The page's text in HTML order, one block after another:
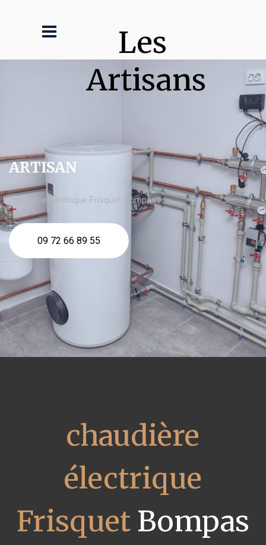
Les
Artisans
ARTISAN
chaudière électrique Frisquet Bompas
09 72 66 89 55
chaudière
électrique
FrisquetBompas